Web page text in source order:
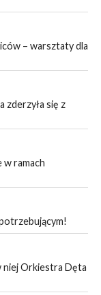
– warsztaty dla
zderzyła się z
w ramach
niej Orkiestra Dęta